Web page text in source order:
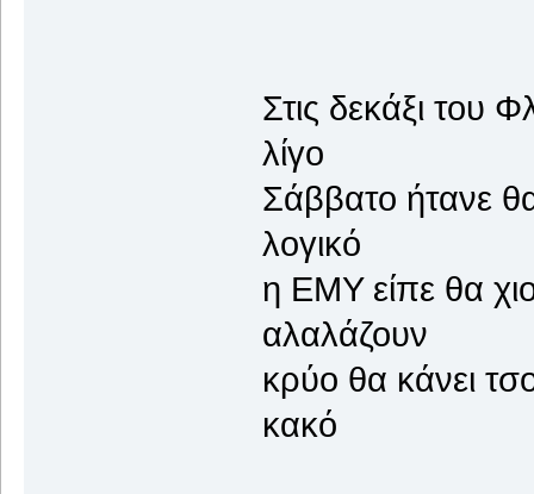
Στις δεκάξι
λίγο
Σάββατο
λογικό
η ΕΜΥ είπε
αλαλάζουν
κρύο θα
κακό